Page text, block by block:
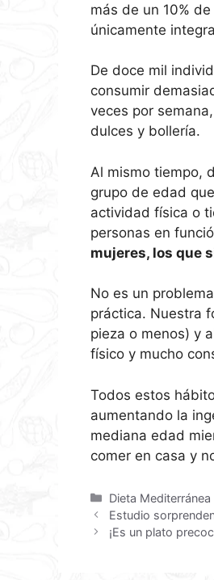
más de un 10%
únicamente
De doce mil
consumir
veces por
dulces y bollería.
Al mismo tiempo,
grupo de edad
actividad física o
personas en
mujeres, los que
No es un
práctica. Nuestra
pieza o menos) y
físico y mucho
Todos estos
aumentando la
mediana edad
comer en casa y
Dieta Mediterránea
Estudio
¡Es un plato